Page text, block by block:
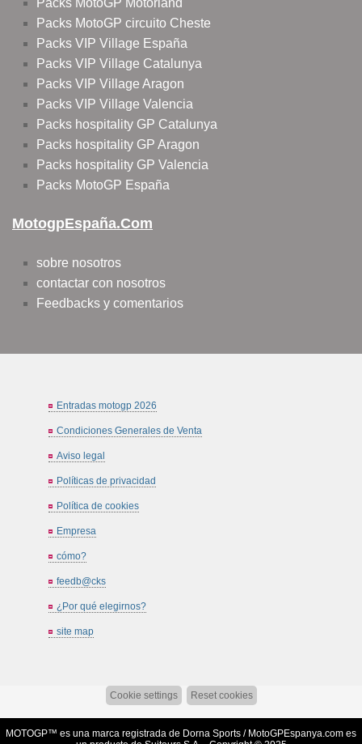
Packs MotoGP Motorland
Packs MotoGP circuito Cheste
Packs VIP Village España
Packs VIP Village Catalunya
Packs VIP Village Aragon
Packs VIP Village Valencia
Packs hospitality GP Catalunya
Packs hospitality GP Aragon
Packs hospitality GP Valencia
Packs MotoGP España
MotogpEspaña.com
sobre nosotros
contactar con nosotros
Feedbacks y comentarios
Entradas motogp 2026
Condiciones Generales de Venta
Aviso legal
Políticas de privacidad
Política de cookies
Empresa
cómo?
feedb@cks
¿Por qué elegirnos?
site map
Cookie settings Reset cookies
MOTOGP™ es una marca registrada de Dorna Sports / MotoGPEspanya.com es